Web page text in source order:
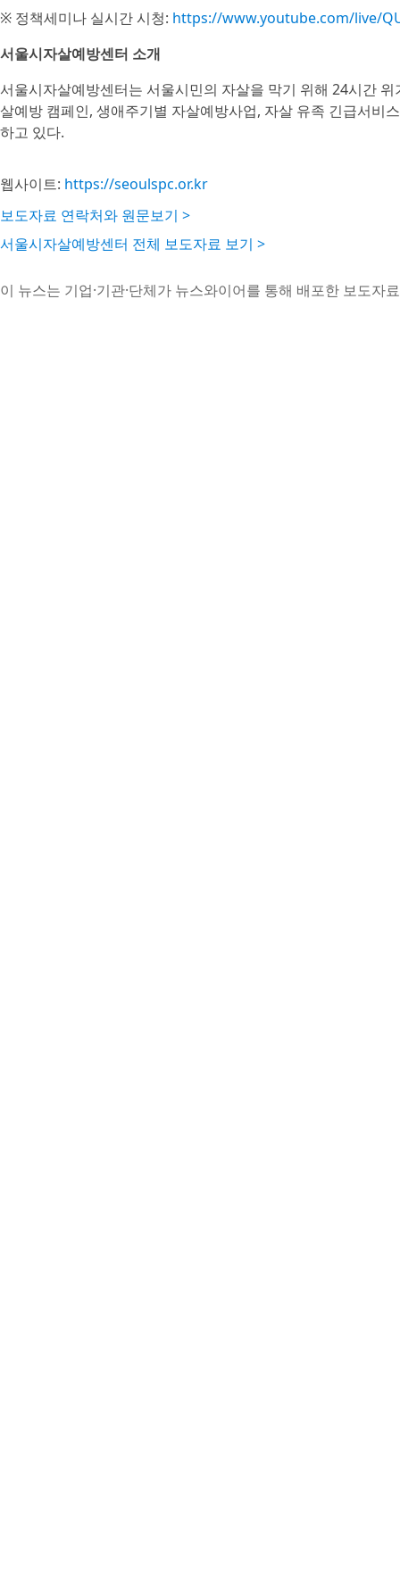
※ 정책세미나 실시간 시청: https://www.youtube.com/live/
서울시자살예방센터 소개
서울시자살예방센터는 서울시민의 자살을 막기 위해 24시간
살예방 캠페인, 생애주기별 자살예방사업, 자살 유족 긴급서비
하고 있다.
웹사이트: https://seoulspc.or.kr
보도자료 연락처와 원문보기 >
서울시자살예방센터 전체 보도자료 보기 >
이 뉴스는 기업·기관·단체가 뉴스와이어를 통해 배포한 보도자